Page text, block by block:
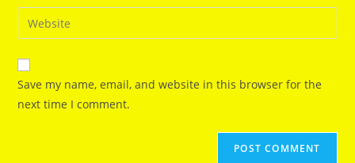
comment
email
address
comment
Enter
your
website
URL
(optional)
Save my name, email, and website in this browser for the
next time I comment.